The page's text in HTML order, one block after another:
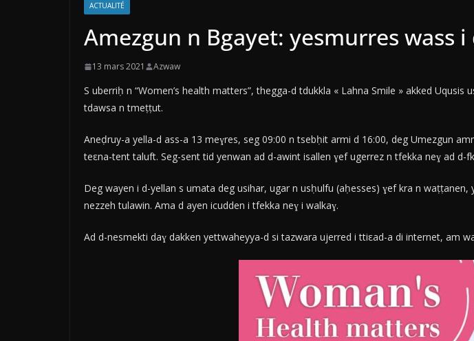
ACTUALITÉ
Amezgun n Bgayet: yesmurres
13 mars 2021 Azwaw
S uberriḥ n “Women’s health matters”, thegga-d tdukkla « Lahna Smile » akked
tdawsa n tmeṭṭut.
Aneḍruy-a yella-d ass-a 13 meɣres, seg 09:00 n tsebḥit armi d 16:00, deg Umezgun
teεna-tent taluft. Seg-sent tid yenwan ad d-awint isallen ɣef ugerrez n tfekka neɣ ad d-
Deg wayen i d-yellan s umata deg usihar, ugar n usḥulfu (aḥesses) ɣef kra n
nezzeh tulawin. Ama d ayen icudden i tfekka neɣ i walkaɣ.
Ad d-nesmekti daɣ dakken yettwaheyya-d si tazwara ujerred i ttiεad-a di internet, am